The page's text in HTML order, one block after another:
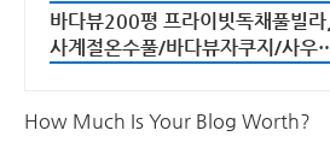
바다뷰 자쿠지 상시 무료
바다뷰200평 프라이빗독채풀빌라,
사계절온수풀/바다뷰자쿠지/사우
란드식 사우나,200평정원
How Much Is Your Blog Worth?